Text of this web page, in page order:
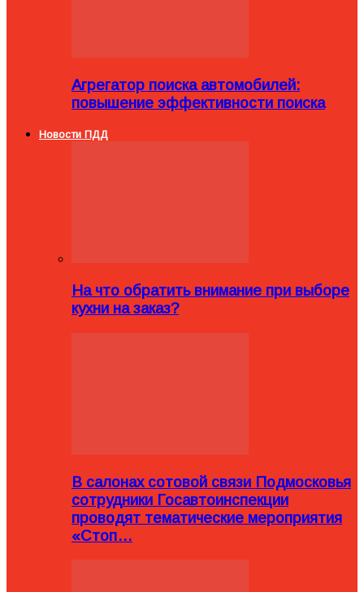
Агрегатор поиска автомобилей:
повышение эффективности поиска
Новости ПДД
На что обратить внимание при выборе
кухни на заказ?
В салонах сотовой связи Подмосковья
сотрудники Госавтоинспекции
проводят тематические мероприятия
«Стоп…